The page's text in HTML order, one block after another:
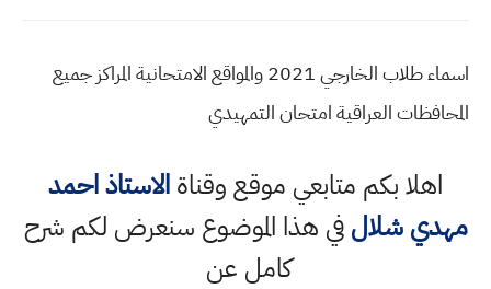
اسماء طلاب الخارجي 2021 والمواقع الامتحانية المراكز جميع
المحافظات العراقية امتحان التمهيدي
اهلا بكم متابعي موقع وقناةالاستاذ احمد
مهدي شلالفي هذا الموضوع سنعرض لكم شرح
كامل عن